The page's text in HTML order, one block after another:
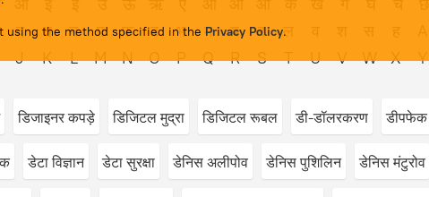
using the method specified in the Privacy Policy.
द ध न प फ ब भ म य र ल
J K L M N O P Q R S T U V W X Y
डिजाइनर कपड़े डिजिटल मुद्रा डिजिटल रूबल डी-डॉलरकरण डीपफेक
डेटा विज्ञान डेटा सुरक्षा डेनिस अलीपोव डेनिस पुशिलिन डेनिस मंटुरोव